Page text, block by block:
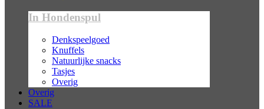
In Hondenspul
Denkspeelgoed
Knuffels
Natuurlijke snacks
Tasjes
Overig
Overig
SALE